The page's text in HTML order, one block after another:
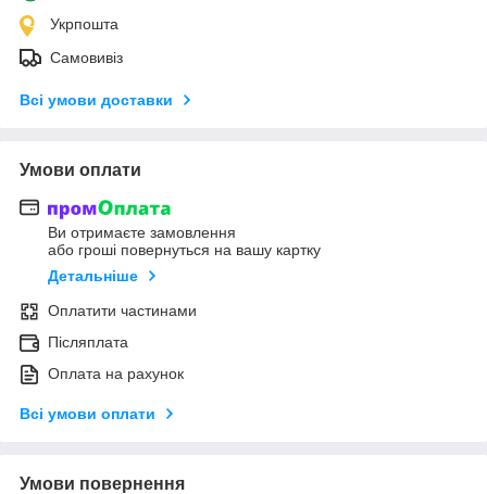
Укрпошта
Самовивіз
Всі умови доставки
Умови оплати
Ви отримаєте замовлення
або гроші повернуться на вашу картку
Детальніше
Оплатити частинами
Післяплата
Оплата на рахунок
Всі умови оплати
Умови повернення